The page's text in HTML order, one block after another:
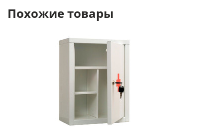
Похожие товары